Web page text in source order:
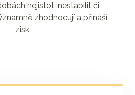
nejistot, nestabilit či
zhodnocují a přináší
zisk.